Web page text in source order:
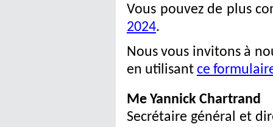
Vous pouvez de plus
2024.
Nous vous invitons à
en utilisant ce
Me Yannick Chartrand
Secrétaire général et